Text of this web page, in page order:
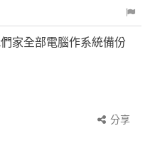
家全部電腦作系統備份
分享